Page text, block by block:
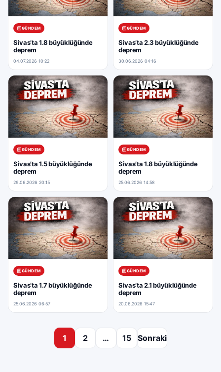
GÜNDEM
Sivas’ta 1.8 büyüklüğünde
deprem
04.07.2026 10:22
GÜNDEM
Sivas’ta 2.3 büyüklüğünde
deprem
30.06.2026 04:16
GÜNDEM
Sivas’ta 1.5 büyüklüğünde
deprem
29.06.2026 20:15
GÜNDEM
Sivas’ta 1.8 büyüklüğünde
deprem
25.06.2026 14:58
GÜNDEM
Sivas’ta 1.7 büyüklüğünde
deprem
25.06.2026 06:57
GÜNDEM
Sivas’ta 2.1 büyüklüğünde
deprem
20.06.2026 15:47
Yazı sayfalaması
1 2 … 15 Sonraki